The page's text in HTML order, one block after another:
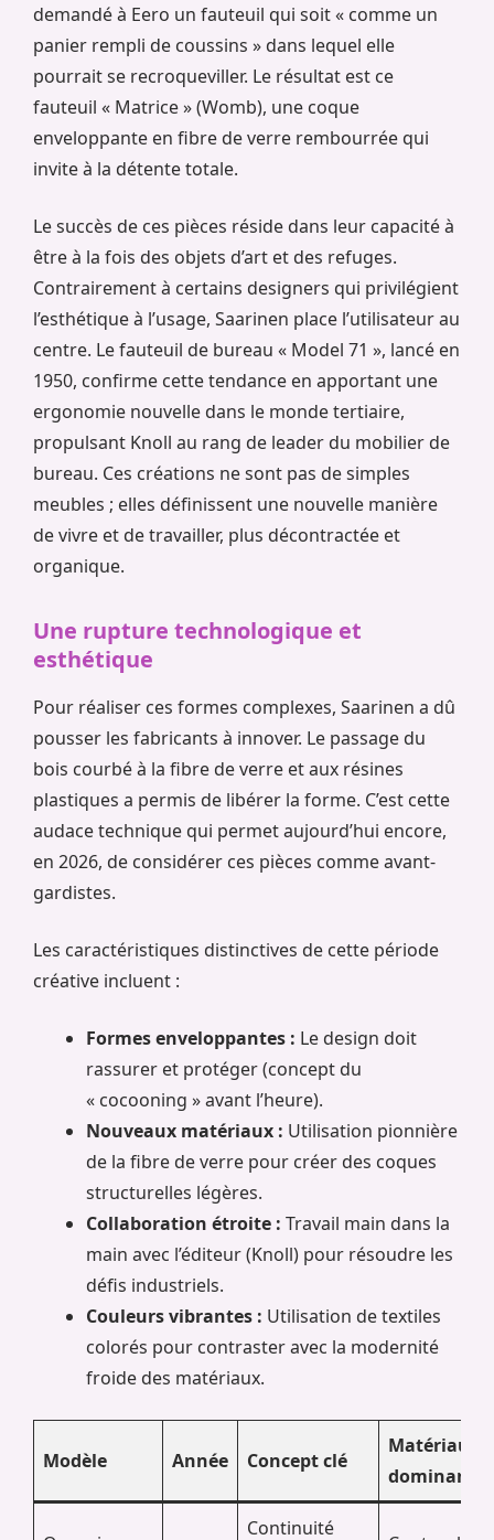
demandé à Eero un fauteuil qui soit « comme un
panier rempli de coussins » dans lequel elle
pourrait se recroqueviller. Le résultat est ce
fauteuil « Matrice » (Womb), une coque
enveloppante en fibre de verre rembourrée qui
invite à la détente totale.
Le succès de ces pièces réside dans leur capacité à
être à la fois des objets d’art et des refuges.
Contrairement à certains designers qui privilégient
l’esthétique à l’usage, Saarinen place l’utilisateur au
centre. Le fauteuil de bureau « Model 71 », lancé en
1950, confirme cette tendance en apportant une
ergonomie nouvelle dans le monde tertiaire,
propulsant Knoll au rang de leader du mobilier de
bureau. Ces créations ne sont pas de simples
meubles ; elles définissent une nouvelle manière
de vivre et de travailler, plus décontractée et
organique.
Une rupture technologique et
esthétique
Pour réaliser ces formes complexes, Saarinen a dû
pousser les fabricants à innover. Le passage du
bois courbé à la fibre de verre et aux résines
plastiques a permis de libérer la forme. C’est cette
audace technique qui permet aujourd’hui encore,
en 2026, de considérer ces pièces comme avant-
gardistes.
Les caractéristiques distinctives de cette période
créative incluent :
Formes enveloppantes : Le design doit
rassurer et protéger (concept du
« cocooning » avant l’heure).
Nouveaux matériaux : Utilisation pionnière
de la fibre de verre pour créer des coques
structurelles légères.
Collaboration étroite : Travail main dans la
main avec l’éditeur (Knoll) pour résoudre les
défis industriels.
Couleurs vibrantes : Utilisation de textiles
colorés pour contraster avec la modernité
froide des matériaux.
Modèle Année Concept clé
Matériaux
dominants
Continuité